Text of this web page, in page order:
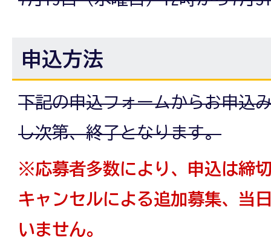
申込方法
下記の申込フォームからお申込
し次第、終了となります。
※応募者多数により、申込は締
キャンセルによる追加募集、当
いません。